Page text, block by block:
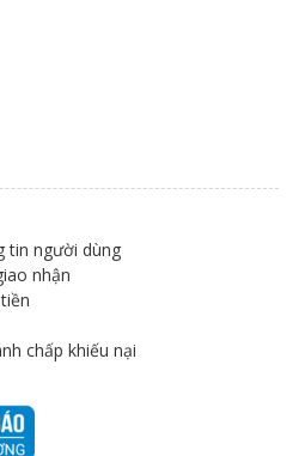
tin người dùng
nhận
chấp khiếu nại